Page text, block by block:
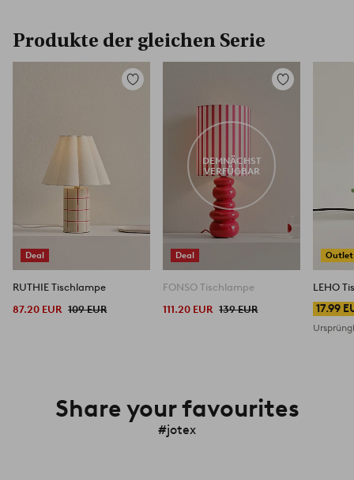
Produkte der gleichen Serie
Deal
Zu
RUTHIE Tischlampe
87.20 EUR 109 EUR
Deal
DEMNÄCHST
VERFÜGBAR
Zu
FONSO Tischlampe
111.20 EUR 139 EUR
Outlet
LEHO
17.99
Share your favourites
#jotex